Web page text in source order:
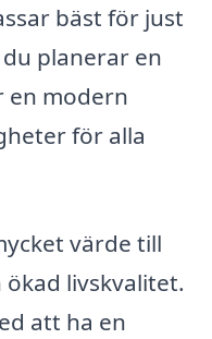
bäst för just
planerar en
en modern
för alla
värde till
livskvalitet.
att ha en